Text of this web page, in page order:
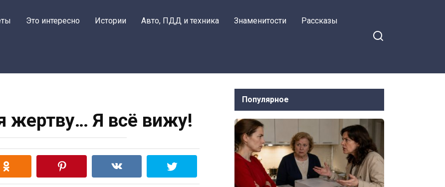
Это интересно Истории Авто, ПДД и техника Знаменитости Рассказы
жертву… Я всё вижу!
Популярное